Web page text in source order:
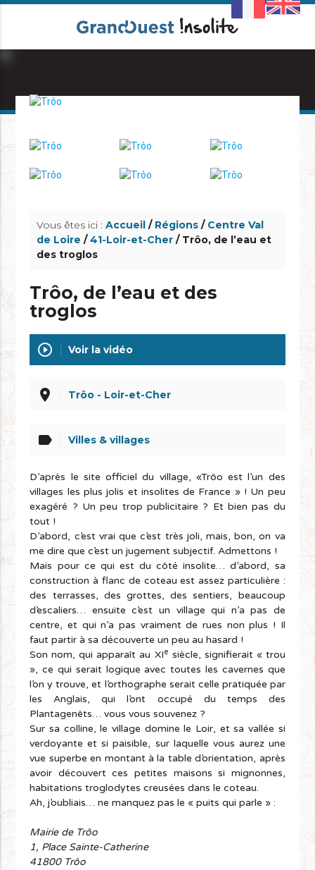
Vous êtes ici :Accueil / Régions / Centre Val
de Loire /41-Loir-et-Cher / Trôo, de l’eau et
des troglos
Trôo, de l’eau et des
troglos
play_circle_outline Voir la vidéo
place Trôo - Loir-et-Cher
label Villes & villages
D’après le site officiel du village, «Trôo est l’un des
villages les plus jolis et insolites de France » ! Un peu
exagéré ? Un peu trop publicitaire ? Et bien pas du
tout !
D’abord, c’est vrai que c’est très joli, mais, bon, on va
me dire que c’est un jugement subjectif. Admettons !
Mais pour ce qui est du côté insolite… d’abord, sa
construction à flanc de coteau est assez particulière :
des terrasses, des grottes, des sentiers, beaucoup
d’escaliers… ensuite c’est un village qui n’a pas de
centre, et qui n’a pas vraiment de rues non plus ! Il
faut partir à sa découverte un peu au hasard !
Son nom, qui apparaît au XIe siècle, signifierait « trou
», ce qui serait logique avec toutes les cavernes que
l’on y trouve, et l’orthographe serait celle pratiquée par
les Anglais, qui l’ont occupé du temps des
Plantagenêts… vous vous souvenez ?
Sur sa colline, le village domine le Loir, et sa vallée si
verdoyante et si paisible, sur laquelle vous aurez une
vue superbe en montant à la table d’orientation, après
avoir découvert ces petites maisons si mignonnes,
habitations troglodytes creusées dans le coteau.
Ah, j’oubliais… ne manquez pas le « puits qui parle » :
Mairie de Trôo
1, Place Sainte-Catherine
41800 Trôo